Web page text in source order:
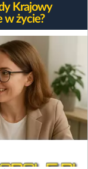
Krajowy
w życie?